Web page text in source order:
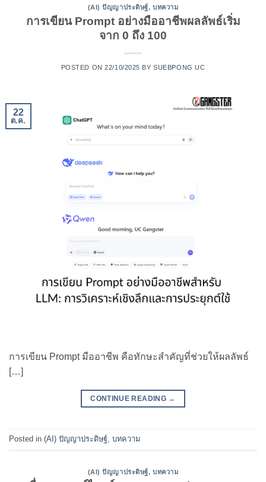
(AI) ปัญญาประดิษฐ์,บทความ
การเขียน Prompt อย่างมืออาชีพผลลัพธ์เริ่ม
จาก 0 ถึง 100
POSTED ON22/10/2025 BYSUEBPONG UC
22
ต.ค.
การเขียน Prompt มืออาชีพ คือทักษะสำคัญที่ช่วยให้ผลลัพธ์
[…]
CONTINUE READING →
Posted in (AI) ปัญญาประดิษฐ์, บทความ
(AI) ปัญญาประดิษฐ์,บทความ